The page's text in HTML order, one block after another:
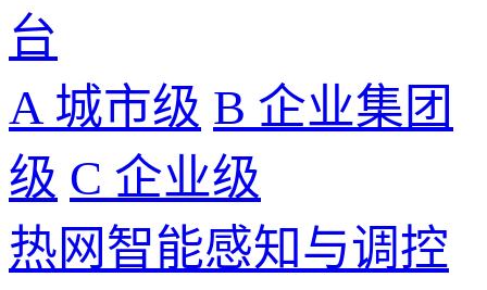
台
A 城市级 B 企业集团
级 C 企业级
热网智能感知与调控